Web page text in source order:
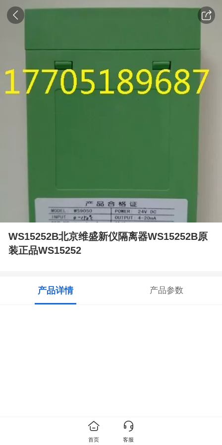
WS15252B北京维盛新仪隔离器WS15252B原
装正品WS15252
产品详情 产品参数
首页 客服